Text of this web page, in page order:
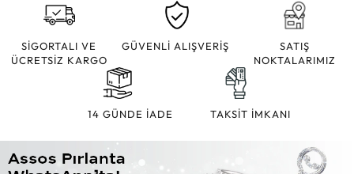
SİGORTALI VE
ÜCRETSİZ KARGO
GÜVENLİ ALIŞVERİŞ
SATIŞ
NOKTALARIMIZ
14 GÜNDE İADE TAKSİT İMKANI